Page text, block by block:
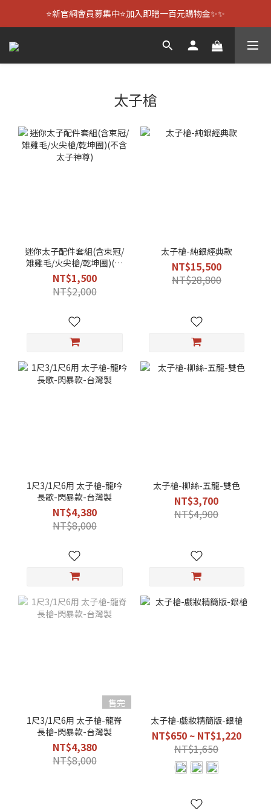
⭐新官網會員募集中⭐加入即贈一百元購物金✨✨
太子槍
迷你太子配件套組(含束冠/
雉雞毛/火尖槍/乾坤圈)(不
含太子神尊)
NT$1,500
NT$2,000
太子槍-純銀經典款
NT$15,500
NT$28,800
1尺3/1尺6用 太子槍-龍吟
長歌-閃暴款-台灣製
NT$4,380
NT$8,000
太子槍-柳絲-五龍-雙色
NT$3,700
NT$4,900
售完
1尺3/1尺6用 太子槍-龍脊
長槍-閃暴款-台灣製
NT$4,380
NT$8,000
太子槍-戲妝精簡版-銀槍
NT$650 ~ NT$1,220
NT$1,650